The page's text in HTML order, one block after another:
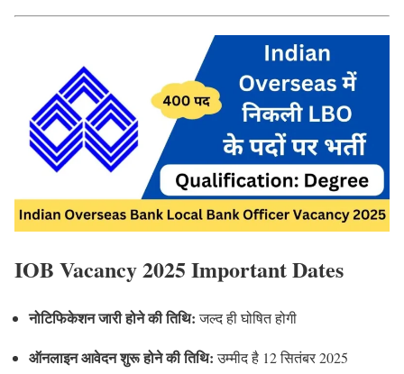
IOB Vacancy 2025 Important Dates
नोटिफिकेशन जारी होने की तिथि:जल्द ही घोषित होगी
ऑनलाइन आवेदन शुरू होने की तिथि:उम्मीद है 12 सितंबर 2025